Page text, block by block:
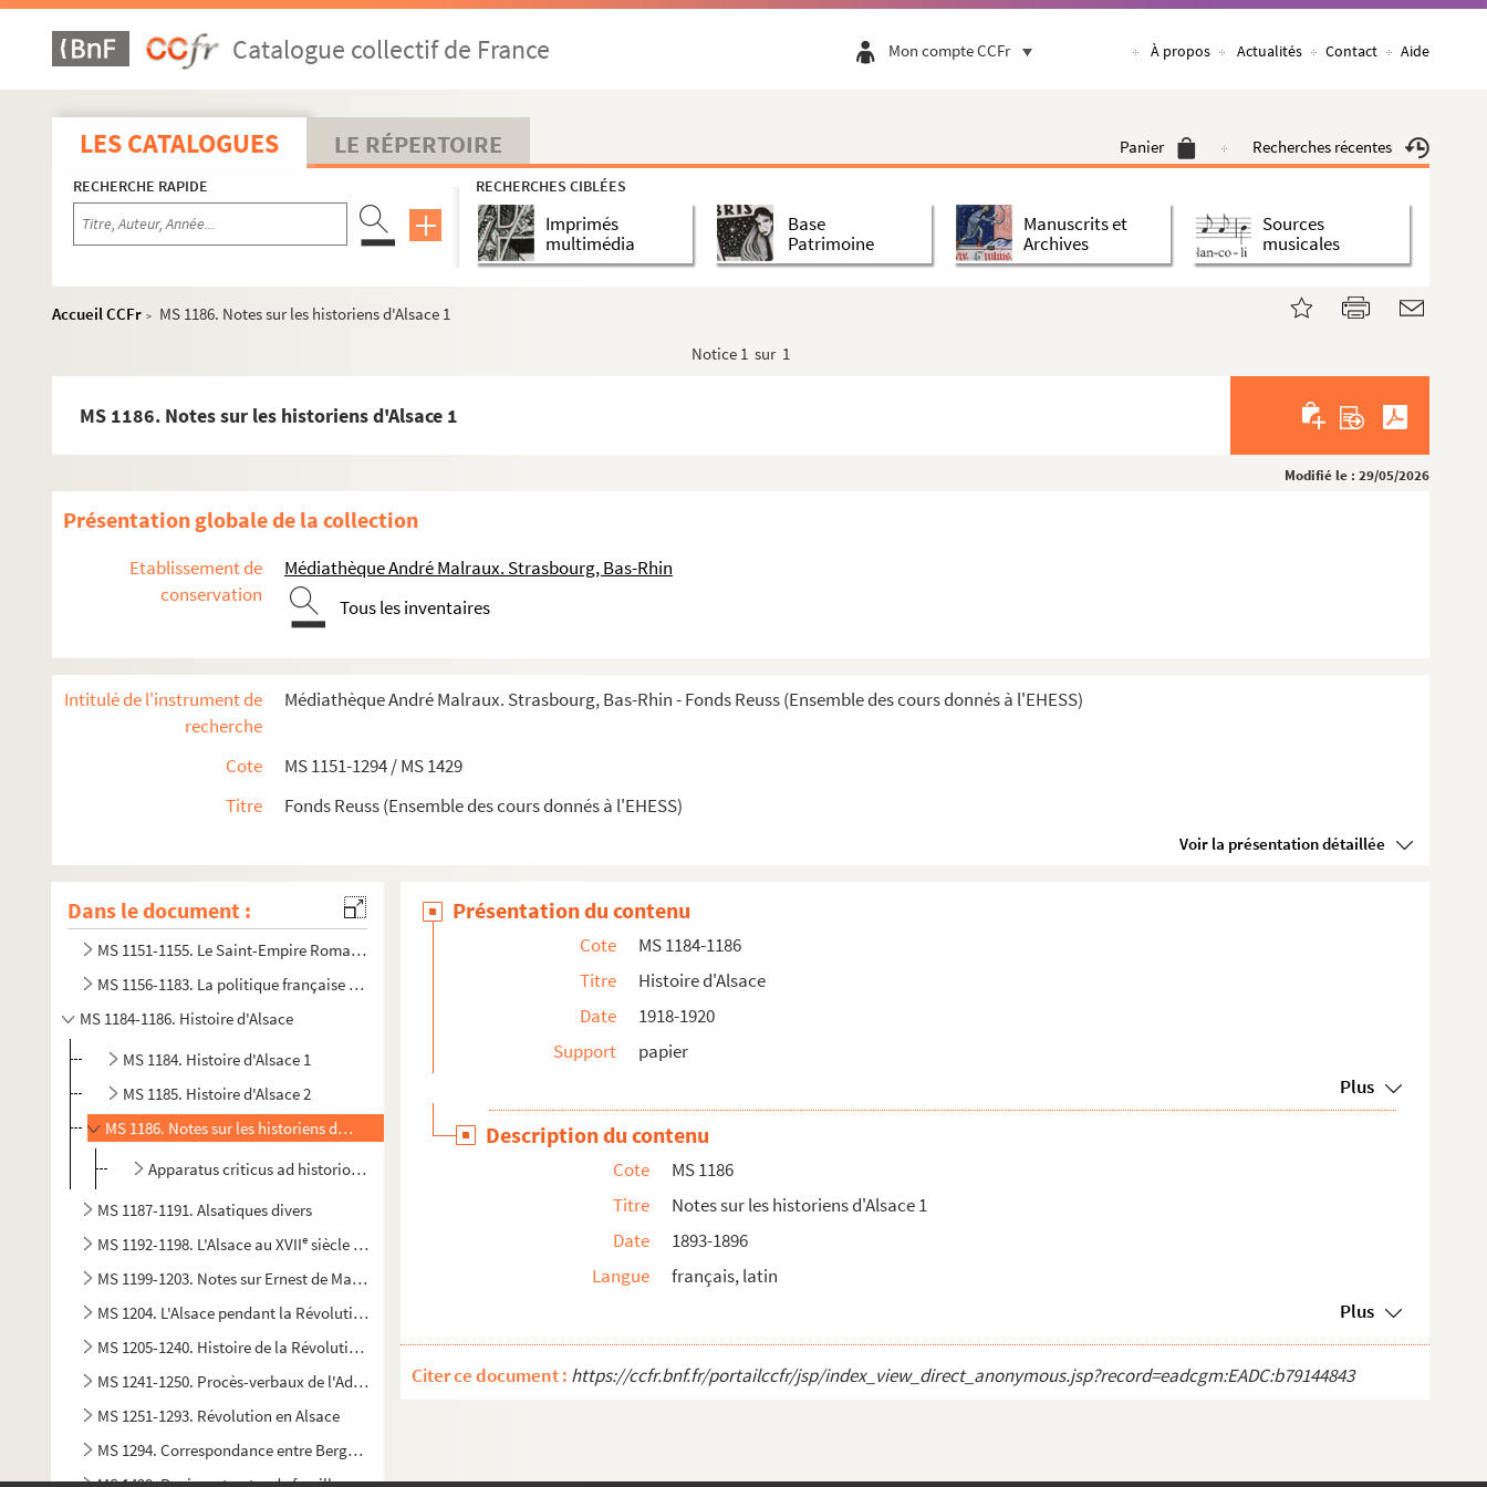
Catalogue collectif de France Mon compte CCFr À propos Actualités Contact Aide
LES CATALOGUES LE RÉPERTOIRE Panier Recherches récentes
RECHERCHE RAPIDE RECHERCHES CIBLÉES
Imprimés
multimédia
Base
Patrimoine
Manuscrits et
Archives
Sources
musicales
Accueil CCFr >
MS 1186. Notes sur les historiens d'Alsace 1
Notice 1 sur 1
MS 1186. Notes sur les historiens d'Alsace 1
Modifié le : 29/05/2026
Présentation globale de la collection
Etablissement de
conservation
Médiathèque André Malraux. Strasbourg, Bas-Rhin
Tous les inventaires
Intitulé de l'instrument de
recherche
Médiathèque André Malraux. Strasbourg, Bas-Rhin - Fonds Reuss (Ensemble des cours donnés à l'EHESS)
Cote
MS 1151-1294 / MS 1429
Titre
Fonds Reuss (Ensemble des cours donnés à l'EHESS)
Voir la présentation détaillée
Dans le document :
MS 1151-1155. Le Saint-Empire Romain Germanique depuis la Réforme jusqu'à la Révolution
MS 1156-1183. La politique française en Allemagne (de la 2
moitié du XVIesiècle à la fin du XVIIIe
MS 1184-1186. Histoire d'Alsace
MS 1184. Histoire d'Alsace 1
MS 1185. Histoire d'Alsace 2
MS 1186. Notes sur les historiens d'Alsace 1
Apparatus criticus ad historiographian Alsatican instruendam
MS 1187-1191. Alsatiques divers
MS 1192-1198. L'Alsace au XVIIe siècle - Histoire
MS 1199-1203. Notes sur Ernest de Mansfeld
MS 1204. L'Alsace pendant la Révolution Française
MS 1205-1240. Histoire de la Révolution en Alsace
MS 1241-1250. Procès-verbaux de l'Administration centrale du Bas-Rhin
MS 1251-1293. Révolution en Alsace
MS 1294. Correspondance entre Berger-Levrault et Reuss à propos des doubles des thèses envoyés à la bibliothè...
Présentation du contenu
Cote
MS 1184-1186
Titre
Histoire d'Alsace
Date
1918-1920
Support
papier
Plus
Description du contenu
Cote
MS 1186
Titre
Notes sur les historiens d'Alsace 1
Date
1893-1896
Langue
français, latin
Plus
Citer ce document : https://ccfr.bnf.fr/portailccfr/jsp/index_view_direct_anonymous.jsp?record=eadcgm:EADC:b79144843